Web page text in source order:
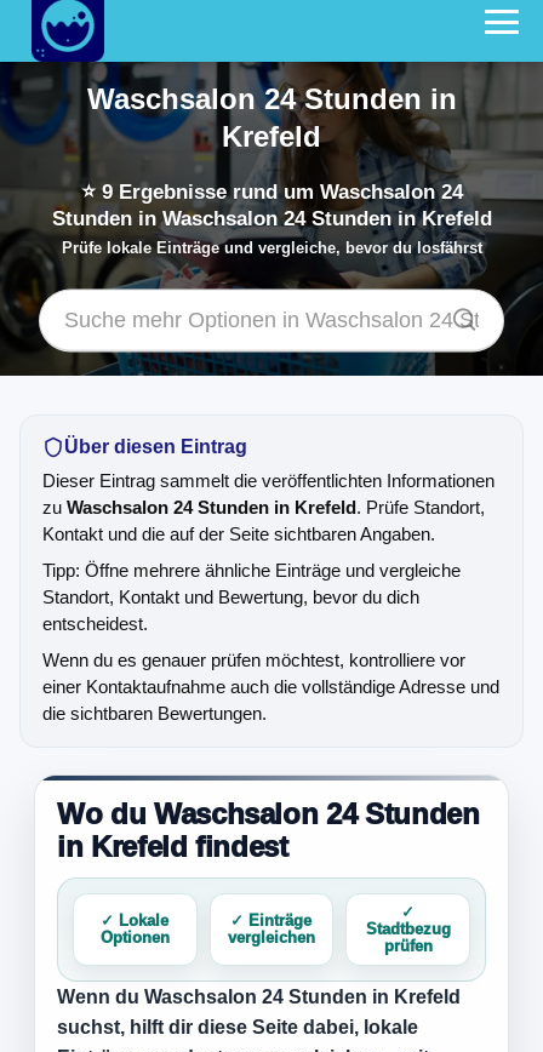
Waschsalon 24 Stunden in
Krefeld
⭐ 9Ergebnisse rund um Waschsalon 24
Stunden in Waschsalon 24 Stunden in Krefeld
Prüfe lokale Einträge und vergleiche, bevor du losfährst
Über diesen Eintrag
Dieser Eintrag sammelt die veröffentlichten Informationen
zu Waschsalon 24 Stunden in Krefeld. Prüfe Standort,
Kontakt und die auf der Seite sichtbaren Angaben.
Tipp: Öffne mehrere ähnliche Einträge und vergleiche
Standort, Kontakt und Bewertung, bevor du dich
entscheidest.
Wenn du es genauer prüfen möchtest, kontrolliere vor
einer Kontaktaufnahme auch die vollständige Adresse und
die sichtbaren Bewertungen.
Wo du Waschsalon 24 Stunden
in Krefeld findest
✓ Lokale
Optionen
✓ Einträge
vergleichen
✓
Stadtbezug
prüfen
Wenn du Waschsalon 24 Stunden in Krefeld
suchst, hilft dir diese Seite dabei, lokale